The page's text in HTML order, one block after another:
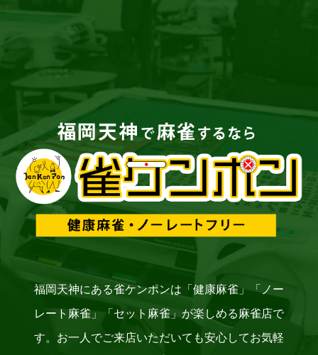
福岡天神にある雀ケンポンは「健康麻雀」「ノー
レート麻雀」「セット麻雀」 が楽しめる麻雀店で
す。お一人でご来店いただいても安心してお気軽